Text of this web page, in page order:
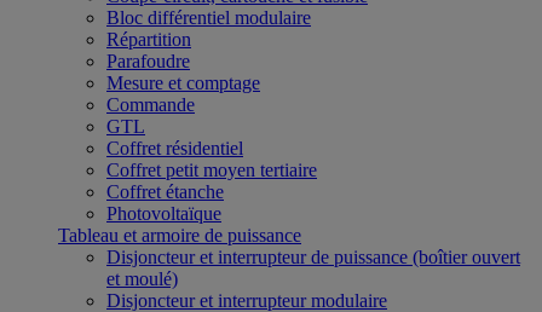
Bloc différentiel modulaire
Répartition
Parafoudre
Mesure et comptage
Commande
GTL
Coffret résidentiel
Coffret petit moyen tertiaire
Coffret étanche
Photovoltaïque
Tableau et armoire de puissance
Disjoncteur et interrupteur de puissance (boîtier ouvert
et moulé)
Disjoncteur et interrupteur modulaire